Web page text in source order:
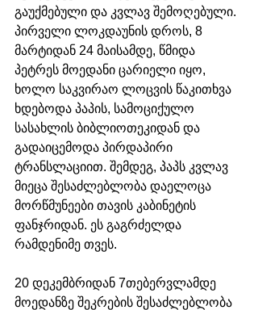
გაუქმებული და კვლავ შემოღებული.
პირველი ლოკდაუნის დროს, 8
მარტიდან 24 მაისამდე, წმიდა
პეტრეს მოედანი ცარიელი იყო,
ხოლო საკვირაო ლოცვის წაკითხვა
ხდებოდა პაპის, სამოციქულო
სასახლის ბიბლიოთეკიდან და
გადაიცემოდა პირდაპირი
ტრანსლაციით. შემდეგ, პაპს კვლავ
მიეცა შესაძლებლობა დაელოცა
მორწმუნეები თავის კაბინეტის
ფანჯრიდან. ეს გაგრძელდა
რამდენიმე თვეს.
20 დეკემბრიდან 7თებერვლამდე
მოედანზე შეკრების შესაძლებლობა